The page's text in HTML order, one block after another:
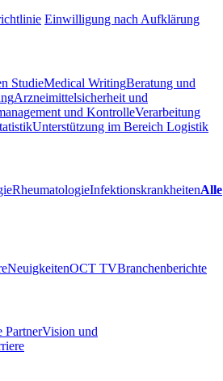
Einwilligung nach Aufklärung
StudieMedical WritingBeratung und
Arzneimittelsicherheit und
und KontrolleVerarbeitung
Unterstützung im Bereich Logistik
RheumatologieInfektionskrankheitenAlle
NeuigkeitenOCT TVBranchenberichte
PartnerVision und